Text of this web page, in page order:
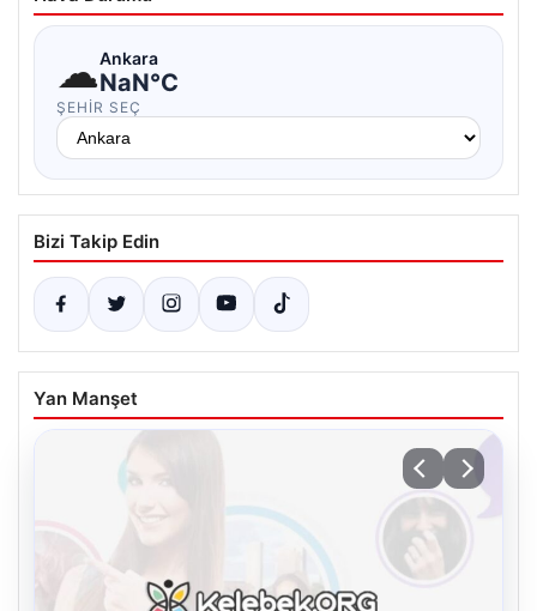
☁Ankara
NaN°C
ŞEHIR SEÇ
Bizi Takip Edin
Yan Manşet